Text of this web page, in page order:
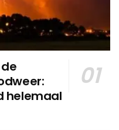
helemaal